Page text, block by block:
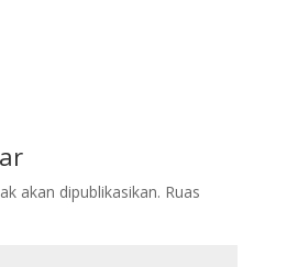
akan dipublikasikan. Ruas